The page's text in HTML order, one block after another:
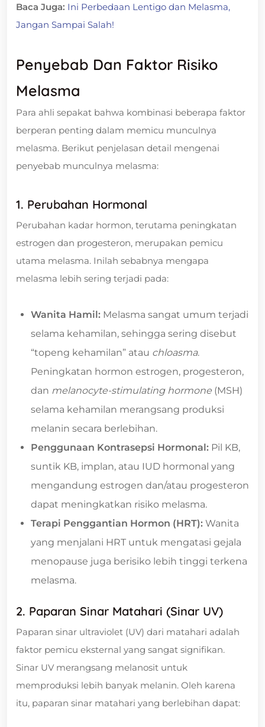
Baca Juga: Ini Perbedaan Lentigo dan Melasma,
Jangan Sampai Salah!
Penyebab Dan Faktor Risiko
Melasma
Para ahli sepakat bahwa kombinasi beberapa faktor
berperan penting dalam memicu munculnya
melasma. Berikut penjelasan detail mengenai
penyebab munculnya melasma:
1. Perubahan Hormonal
Perubahan kadar hormon, terutama peningkatan
estrogen dan progesteron, merupakan pemicu
utama melasma. Inilah sebabnya mengapa
melasma lebih sering terjadi pada:
Wanita Hamil: Melasma sangat umum terjadi
selama kehamilan, sehingga sering disebut
“topeng kehamilan” atau chloasma.
Peningkatan hormon estrogen, progesteron,
dan melanocyte-stimulating hormone (MSH)
selama kehamilan merangsang produksi
melanin secara berlebihan.
Penggunaan Kontrasepsi Hormonal: Pil KB,
suntik KB, implan, atau IUD hormonal yang
mengandung estrogen dan/atau progesteron
dapat meningkatkan risiko melasma.
Terapi Penggantian Hormon (HRT): Wanita
yang menjalani HRT untuk mengatasi gejala
menopause juga berisiko lebih tinggi terkena
melasma.
2. Paparan Sinar Matahari (Sinar UV)
Paparan sinar ultraviolet (UV) dari matahari adalah
faktor pemicu eksternal yang sangat signifikan.
Sinar UV merangsang melanosit untuk
memproduksi lebih banyak melanin. Oleh karena
itu, paparan sinar matahari yang berlebihan dapat: